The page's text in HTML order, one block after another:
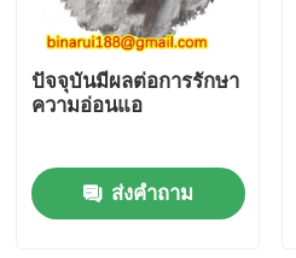
เกี่ยวกับเรา
ทัวร์โรงงาน
ควบคุมคุณภาพ
ปัจจุบันมีผลต่อการรักษา
ความอ่อนแอ
ส่งคำถาม